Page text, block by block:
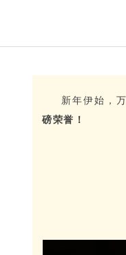
新年伊始，
磅荣誉！